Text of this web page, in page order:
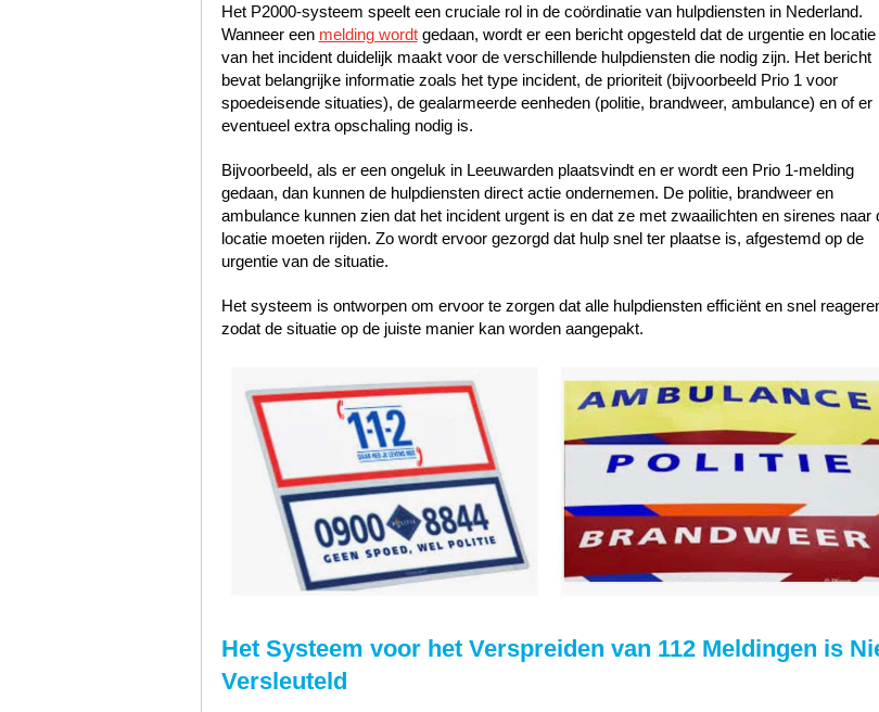
Het P2000-systeem speelt een cruciale rol in de coördinatie van hulpdiensten in Nederland.
Wanneer een melding wordtgedaan, wordt er een bericht opgesteld dat de urgentie en locatie
van het incident duidelijk maakt voor de verschillende hulpdiensten die nodig zijn. Het bericht
bevat belangrijke informatie zoals het type incident, de prioriteit (bijvoorbeeld Prio 1 voor
spoedeisende situaties), de gealarmeerde eenheden (politie, brandweer, ambulance) en of er
eventueel extra opschaling nodig is.
Bijvoorbeeld, als er een ongeluk in Leeuwarden plaatsvindt en er wordt een Prio 1-melding
gedaan, dan kunnen de hulpdiensten direct actie ondernemen. De politie, brandweer en
ambulance kunnen zien dat het incident urgent is en dat ze met zwaailichten en sirenes naar
locatie moeten rijden. Zo wordt ervoor gezorgd dat hulp snel ter plaatse is, afgestemd op de
urgentie van de situatie.
Het systeem is ontworpen om ervoor te zorgen dat alle hulpdiensten efficiënt en snel
zodat de situatie op de juiste manier kan worden aangepakt.
Het Systeem voor het Verspreiden van 112 Meldingen is
Versleuteld